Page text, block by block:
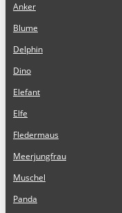
Anker
Blume
Delphin
Dino
Elefant
Elfe
Fledermaus
Meerjungfrau
Muschel
Panda